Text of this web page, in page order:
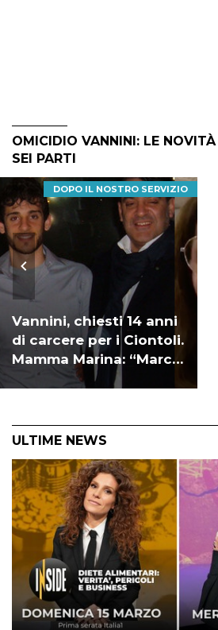
OMICIDIO VANNINI: LE NOVITÀ
SEI PARTI
DOPO IL NOSTRO SERVIZIO
Vannini, chiesti 14 anni
di carcere per i Ciontoli.
Mamma Marina: “Marco
si poteva salvare” |
ULTIME NEWS